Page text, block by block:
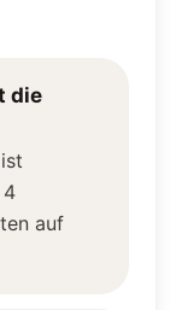
die
4
auf